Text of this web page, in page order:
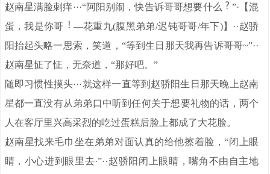
赵南星满脸刺痒···“阿阳别闹，快告诉哥哥想要什么
”·【混
蛋，我是你哥
—花重九(腹黑弟弟/迟钝哥哥/年下)】··赵骄
阳抬起头略一思索，笑道，“等到生日那天我再告诉哥哥~”··
赵南星怔了怔，无奈道，“那好吧。”
随即习惯性摸头···就这样一直等到赵骄阳生日那天晚上赵南
星都一直没有从弟弟口中听到任何关于想要礼物的话，两个
人在客厅里兴高采烈的吃过蛋糕后脸上都成了大花脸。
赵南星找来毛巾坐在弟弟对面认真的给他擦着脸，“闭上眼
睛，小心进到眼里去·”··赵骄阳闭上眼睛，嘴角不由自主地